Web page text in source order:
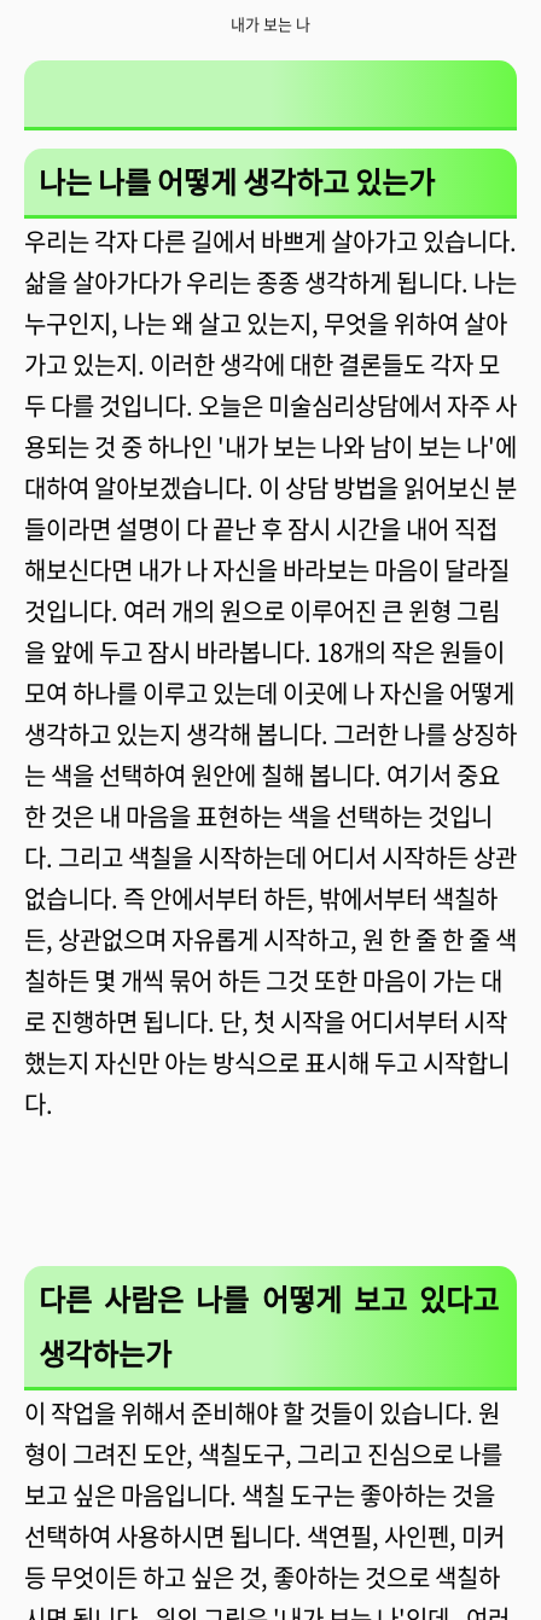
내가 보는 나
나는 나를 어떻게 생각하고 있는가
우리는 각자 다른 길에서 바쁘게 살아가고 있습니다.
삶을 살아가다가 우리는 종종 생각하게 됩니다. 나는
누구인지, 나는 왜 살고 있는지, 무엇을 위하여 살아
가고 있는지. 이러한 생각에 대한 결론들도 각자 모
두 다를 것입니다. 오늘은 미술심리상담에서 자주 사
용되는 것 중 하나인 '내가 보는 나와 남이 보는 나'에
대하여 알아보겠습니다. 이 상담 방법을 읽어보신 분
들이라면 설명이 다 끝난 후 잠시 시간을 내어 직접
해보신다면 내가 나 자신을 바라보는 마음이 달라질
것입니다. 여러 개의 원으로 이루어진 큰 윈형 그림
을 앞에 두고 잠시 바라봅니다. 18개의 작은 원들이
모여 하나를 이루고 있는데 이곳에 나 자신을 어떻게
생각하고 있는지 생각해 봅니다. 그러한 나를 상징하
는 색을 선택하여 원안에 칠해 봅니다. 여기서 중요
한 것은 내 마음을 표현하는 색을 선택하는 것입니
다. 그리고 색칠을 시작하는데 어디서 시작하든 상관
없습니다. 즉 안에서부터 하든, 밖에서부터 색칠하
든, 상관없으며 자유롭게 시작하고, 원 한 줄 한 줄 색
칠하든 몇 개씩 묶어 하든 그것 또한 마음이 가는 대
로 진행하면 됩니다. 단, 첫 시작을 어디서부터 시작
했는지 자신만 아는 방식으로 표시해 두고 시작합니
다.
다른 사람은 나를 어떻게 보고 있다고
생각하는가
이 작업을 위해서 준비해야 할 것들이 있습니다. 원
형이 그려진 도안, 색칠도구, 그리고 진심으로 나를
보고 싶은 마음입니다. 색칠 도구는 좋아하는 것을
선택하여 사용하시면 됩니다. 색연필, 사인펜, 미커
등 무엇이든 하고 싶은 것, 좋아하는 것으로 색칠하